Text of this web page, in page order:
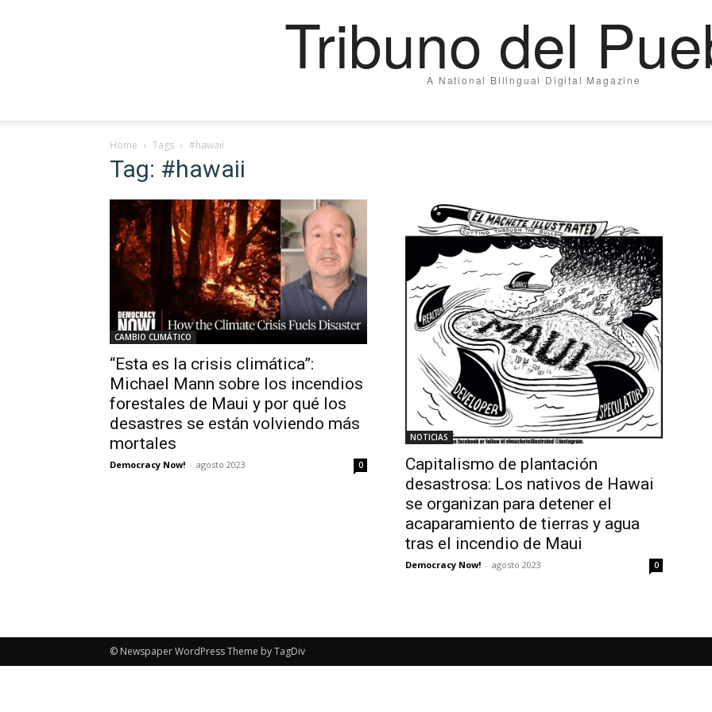
Tribuno del
A National Bilingual Digital Magazine
Home Tags #hawaii
Tag: #hawaii
CAMBIO CLIMÁTICO
“Esta es la crisis climática”:
Michael Mann sobre los incendios
forestales de Maui y por qué los
desastres se están volviendo más
mortales
Democracy Now! - agosto 2023 0
NOTICIAS
Capitalismo de plantación
desastrosa: Los nativos de Hawai
se organizan para detener el
acaparamiento de tierras y agua
tras el incendio de Maui
Democracy Now! - agosto 2023 0
© Newspaper WordPress Theme by TagDiv